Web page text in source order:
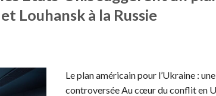
Louhansk à la Russie
Le plan américain pour l’Ukraine :
controversée Au cœur du conflit en